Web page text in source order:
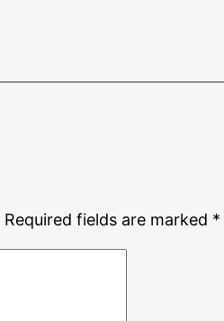
Required fields are marked *